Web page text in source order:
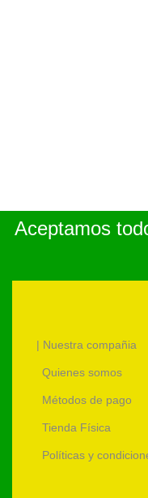
Aceptamos
| Nuestra compañia
Quienes somos
Métodos de pago
Tienda Física
Políticas y